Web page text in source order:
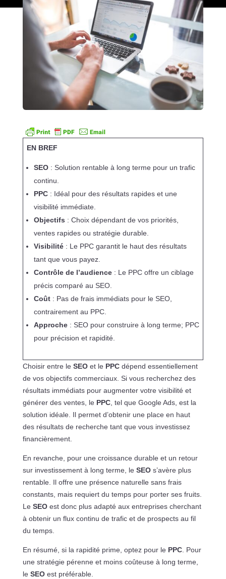
EN BREF
SEO: Solution rentable à long terme pour un trafic
continu.
PPC: Idéal pour des résultats rapides et une
visibilité immédiate.
Objectifs : Choix dépendant de vos priorités,
ventes rapides ou stratégie durable.
Visibilité: Le PPC garantit le haut des résultats
tant que vous payez.
Contrôle de l’audience: Le PPC offre un ciblage
précis comparé au SEO.
Coût: Pas de frais immédiats pour le SEO,
contrairement au PPC.
Approche: SEO pour construire à long terme; PPC
pour précision et rapidité.
Choisir entre le SEOet le PPCdépend essentiellement
de vos objectifs commerciaux. Si vous recherchez des
résultats immédiats pour augmenter votre visibilité et
générer des ventes, le PPC, tel que Google Ads, est la
solution idéale. Il permet d’obtenir une place en haut
des résultats de recherche tant que vous investissez
financièrement.
En revanche, pour une croissance durable et un retour
sur investissement à long terme, le SEOs’avère plus
rentable. Il offre une présence naturelle sans frais
constants, mais requiert du temps pour porter ses fruits.
Le SEOest donc plus adapté aux entreprises cherchant
à obtenir un flux continu de trafic et de prospects au fil
du temps.
En résumé, si la rapidité prime, optez pour le PPC. Pour
une stratégie pérenne et moins coûteuse à long terme,
le SEOest préférable.